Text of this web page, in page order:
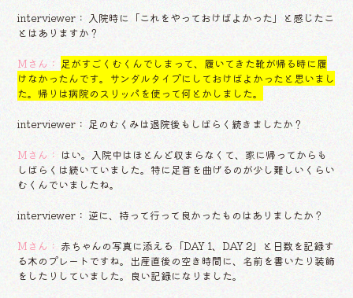
interviewer： 入院時に「これをやっておけばよかった」と感じたこ
とはありますか？
Mさん： 足がすごくむくんでしまって、履いてきた靴が帰る時に履
けなかったんです。サンダルタイプにしておけばよかったと思いまし
た。帰りは病院のスリッパを使って何とかしました。
interviewer： 足のむくみは退院後もしばらく続きましたか？
Mさん： はい。入院中はほとんど収まらなくて、家に帰ってからも
しばらくは続いていました。特に足首を曲げるのが少し難しいくらい
むくんでいましたね。
interviewer： 逆に、持って行って良かったものはありましたか？
Mさん： 赤ちゃんの写真に添える「DAY 1、DAY 2」と日数を記録す
る木のプレートですね。出産直後の空き時間に、名前を書いたり装飾
をしたりしていました。良い記録になりました。